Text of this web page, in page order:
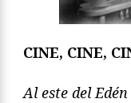
CINE, CINE,
Al este del Edén